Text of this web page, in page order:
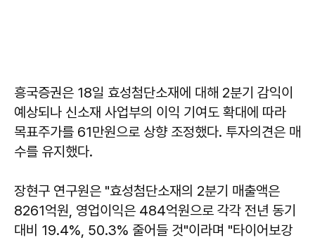
흥국증권은 18일 효성첨단소재에 대해 2분기 감익이
예상되나 신소재 사업부의 이익 기여도 확대에 따라
목표주가를 61만원으로 상향 조정했다. 투자의견은 매
수를 유지했다.
장현구 연구원은 "효성첨단소재의 2분기 매출액은
8261억원, 영업이익은 484억원으로 각각 전년 동기
대비 19.4%, 50.3% 줄어들 것"이라며 "타이어보강